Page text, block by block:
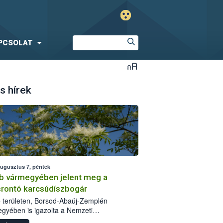
hírek
7, péntek
vármegyében jelent meg a
karcsúdíszbogár
területen, Borsod-Abaúj-Zemplén
is igazolta a Nemzeti
biztonsági Hivatal (Nébih) a